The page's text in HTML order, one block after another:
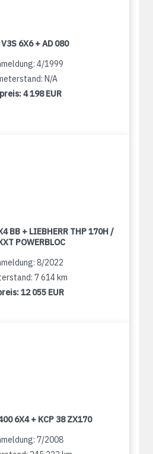
V3S 6X6 + AD 080
4/1999
N/A
4 198 EUR
BB + LIEBHERR THP 170H /
POWERBLOC
8/2022
7 614 km
12 055 EUR
6X4 + KCP 38 ZX170
7/2008